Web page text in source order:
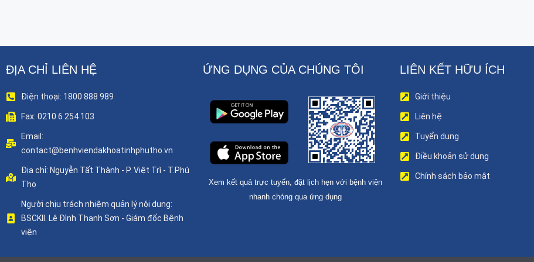
ĐỊA CHỈ LIÊN HỆ
Điện thoại: 1800 888 989
Fax: 0210 6 254 103
Email:
contact@benhviendakhoatinhphutho.vn
Địa chỉ: Nguyễn Tất Thành - P. Việt Trì - T.Phú
Thọ
Người chịu trách nhiệm quản lý nội dung:
BSCKII. Lê Đình Thanh Sơn - Giám đốc Bệnh
viện
ỨNG DỤNG CỦA CHÚNG TÔI
Xem kết quả trực tuyến, đặt lịch hẹn với bệnh viện
nhanh chóng qua ứng dụng
LIÊN KẾT HỮU ÍCH
Giới thiệu
Liên hệ
Tuyển dụng
Điều khoản sử dụng
Chính sách bảo mật